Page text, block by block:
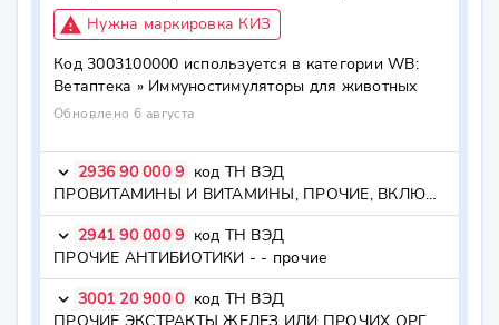
report_problem Нужна маркировка КИЗ
Код3003100000 используется в категории WB:
Ветаптека » Иммуностимуляторы для животных
Обновлено 6 августа
keyboard_arrow_down 2936 90 000 9 код ТН ВЭД
ПРОВИТАМИНЫ И ВИТАМИНЫ, ПРОЧИЕ, ВКЛЮЧАЯ ПРИРОДНЫЕ КОНЦЕНТРАТЫ - - - прочие
keyboard_arrow_down 2941 90 000 9 код ТН ВЭД
ПРОЧИЕ АНТИБИОТИКИ - - прочие
keyboard_arrow_down 3001 20 900 0 код ТН ВЭД